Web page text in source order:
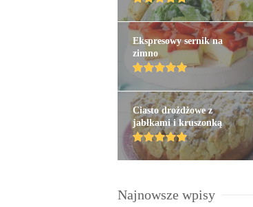
Ekspresowy sernik na
zimno
Ciasto drożdżowe z
jabłkami i kruszonką
Najnowsze wpisy